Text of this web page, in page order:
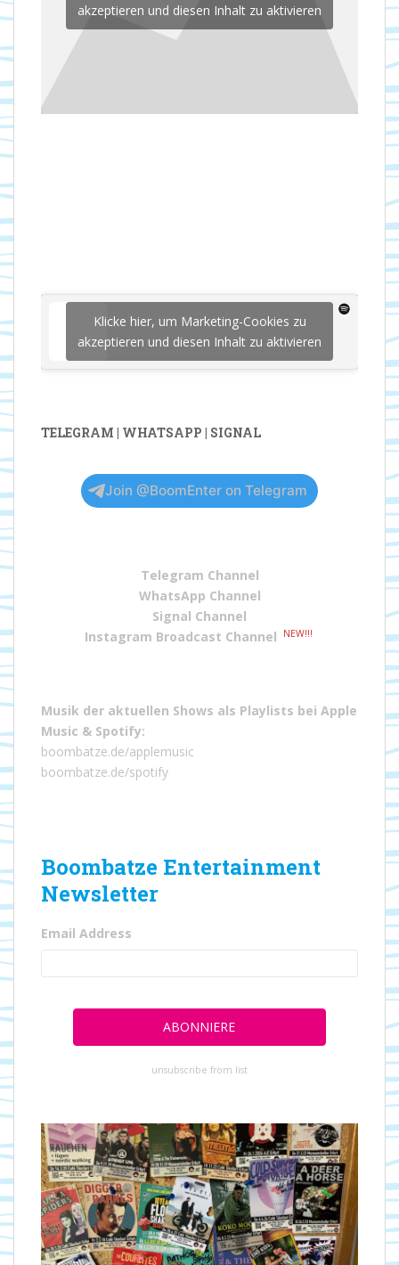
akzeptieren und diesen Inhalt zu aktivieren
Klicke hier, um Marketing-Cookies zu
akzeptieren und diesen Inhalt zu aktivieren
TELEGRAM | WHATSAPP | SIGNAL
Join @BoomEnter on Telegram
Telegram Channel
WhatsApp Channel
Signal Channel
Instagram Broadcast Channel
NEW!!!
Musik der aktuellen Shows als Playlists bei Apple
Music & Spotify:
boombatze.de/applemusic
boombatze.de/spotify
Boombatze Entertainment
Newsletter
Email Address
unsubscribe from list